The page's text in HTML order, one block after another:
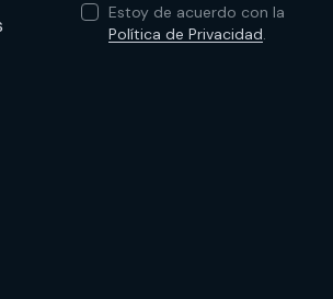
Estoy de acuerdo con la
Política de Privacidad.